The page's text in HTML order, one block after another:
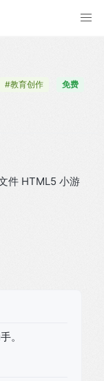
#教育创作 免费
件 HTML5 小游
。